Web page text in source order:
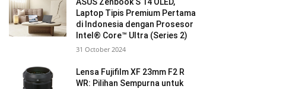
Laptop Tipis Premium Pertama
di Indonesia dengan Prosesor
Intel® Core™ Ultra (Series 2)
31 October 2024
Lensa Fujifilm XF 23mm F2 R
WR: Pilihan Sempurna untuk